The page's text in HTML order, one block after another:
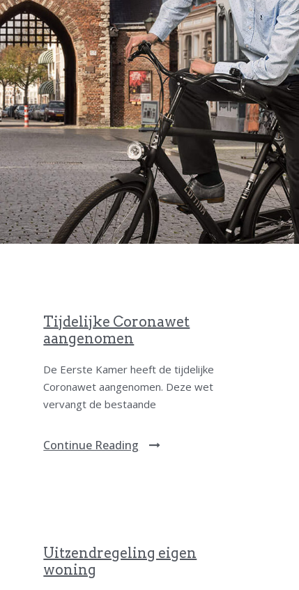
Tijdelijke Coronawet
aangenomen
De Eerste Kamer heeft de tijdelijke
Coronawet aangenomen. Deze wet
vervangt de bestaande
Continue Reading
Uitzendregeling eigen
woning